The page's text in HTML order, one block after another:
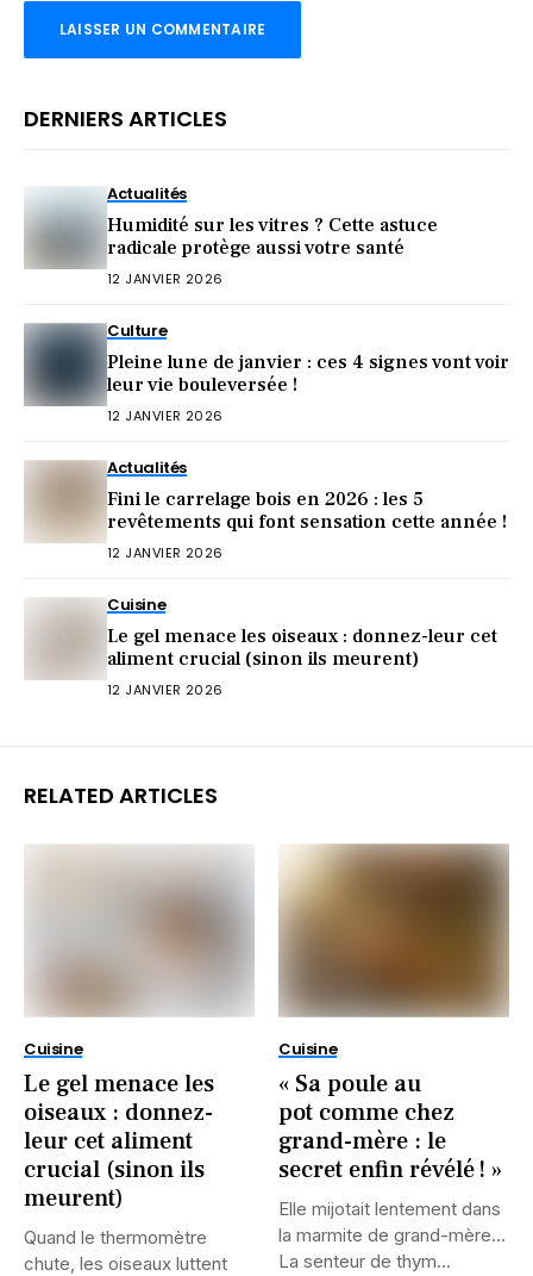
DERNIERS ARTICLES
Actualités
Humidité sur les vitres ? Cette astuce
radicale protège aussi votre santé
12 JANVIER 2026
Culture
Pleine lune de janvier : ces 4 signes vont voir
leur vie bouleversée !
12 JANVIER 2026
Actualités
Fini le carrelage bois en 2026 : les 5
revêtements qui font sensation cette année !
12 JANVIER 2026
Cuisine
Le gel menace les oiseaux : donnez-leur cet
aliment crucial (sinon ils meurent)
12 JANVIER 2026
RELATED ARTICLES
Cuisine
Le gel menace les
oiseaux : donnez-
leur cet aliment
crucial (sinon ils
meurent)
Quand le thermomètre
chute, les oiseaux luttent
Cuisine
« Sa poule au
pot comme chez
grand-mère : le
secret enfin révélé ! »
Elle mijotait lentement dans
la marmite de grand-mère…
La senteur de thym...